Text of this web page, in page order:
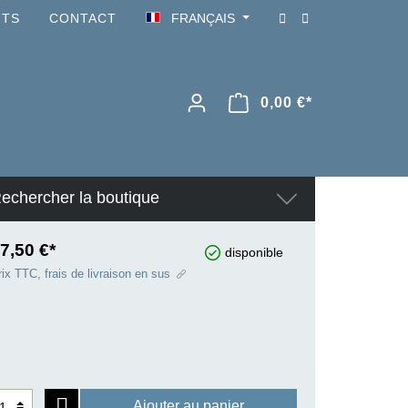
CONTACT FRANÇAIS
0,00 €*
la boutique
€* disponible
TTC, frais de livraison en sus